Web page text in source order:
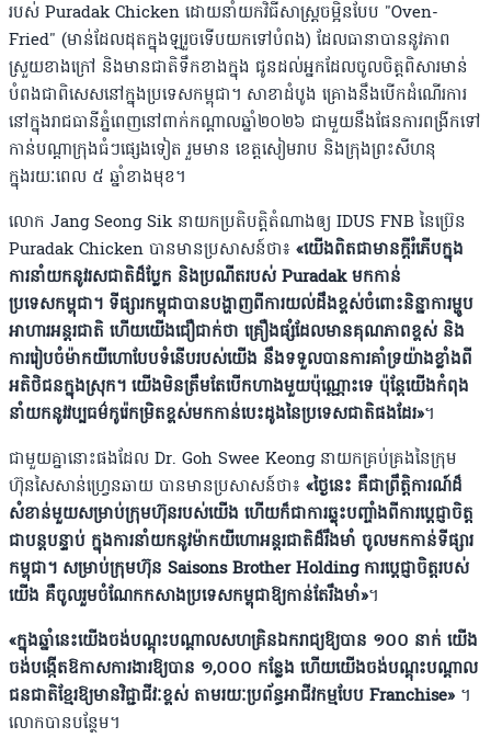
របស់ Puradak Chicken ដោយនាំយកវិធីសាស្ត្រចម្អិនបែប "Oven-
Fried" (មាន់ដែលដុតក្នុងឡរួចទើបយកទៅបំពង) ដែលធានាបាននូវភាព
ស្រួយខាងក្រៅ និងមានជាតិទឹកខាងក្នុង ជូនដល់អ្នកដែលចូលចិត្តពិសារមាន់
បំពងជាពិសេសនៅក្នុងប្រទេសកម្ពុជា។ សាខាដំបូង គ្រោងនឹងបើកដំណើរការ
នៅក្នុងរាជធានីភ្នំពេញនៅពាក់កណ្តាលឆ្នាំ២០២៦ ជាមួយនឹងផែនការពង្រីកទៅ
កាន់បណ្តាក្រុងធំៗផ្សេងទៀត រួមមាន ខេត្តសៀមរាប និងក្រុងព្រះសីហនុ
ក្នុងរយៈពេល ៥ ឆ្នាំខាងមុខ។
លោក Jang Seong Sik នាយកប្រតិបត្តិតំណាងឲ្យ IDUS FNB នៃប្រ៊េន
Puradak Chicken បានមានប្រសាសន៍ថា៖ «យើងពិតជាមានក្តីរំភើបក្នុង
ការនាំយកនូវរសជាតិដ៏ប្លែក និងប្រណីតរបស់ Puradak មកកាន់
ប្រទេសកម្ពុជា។ ទីផ្សារកម្ពុជាបានបង្ហាញពីការយល់ដឹងខ្ពស់ចំពោះនិន្នាការម្ហូប
អាហារអន្តរជាតិ ហើយយើងជឿជាក់ថា គ្រឿងផ្សំដែលមានគុណភាពខ្ពស់ និង
ការរៀបចំម៉ាកយីហោបែបទំនើបរបស់យើង នឹងទទួលបានការគាំទ្រយ៉ាងខ្លាំងពី
អតិថិជនក្នុងស្រុក។ យើងមិនត្រឹមតែបើកហាងមួយប៉ុណ្ណោះទេ ប៉ុន្តែយើងកំពុង
នាំយកនូវវប្បធម៌កូរ៉េកម្រិតខ្ពស់មកកាន់បេះដូងនៃប្រទេសជាតិផងដែរ»។
ជាមួយគ្នានោះផងដែល Dr. Goh Swee Keong នាយកគ្រប់គ្រងនៃក្រុម
ហ៊ុនសៃសាន់ហ្រ្វេនឆាយ បានមានប្រសាសន៍ថា៖ «ថ្ងៃនេះ គឺជាព្រឹត្តិការណ៍ដ៏
សំខាន់មួយសម្រាប់ក្រុមហ៊ុនរបស់យើង ហើយក៏ជាការឆ្លុះបញ្ចាំងពីការប្តេជ្ញាចិត្ត
ជាបន្តបន្ទាប់ ក្នុងការនាំយកនូវម៉ាកយីហោអន្តរជាតិដ៏រឹងមាំ ចូលមកកាន់ទីផ្សារ
កម្ពុជា។ សម្រាប់ក្រុមហ៊ុន Saisons Brother Holding ការប្តេជ្ញាចិត្តរបស់
យើង គឺចូលរួមចំណែកកសាងប្រទេសកម្ពុជាឱ្យកាន់តែរឹងមាំ»។
«ក្នុងឆ្នាំនេះយើងចង់បណ្ដុះបណ្ដាលសហគ្រិនឯករាជ្យឱ្យបាន ១០០ នាក់ យើង
ចង់បង្កើតឱកាសការងារឱ្យបាន ១,០០០ កន្លែង ហើយយើងចង់បណ្តុះបណ្តាល
ជនជាតិខ្មែរឱ្យមានវិជ្ជាជីវៈខ្ពស់ តាមរយៈប្រព័ន្ធអាជីវកម្មបែប Franchise» ។
លោកបានបន្ថែម។